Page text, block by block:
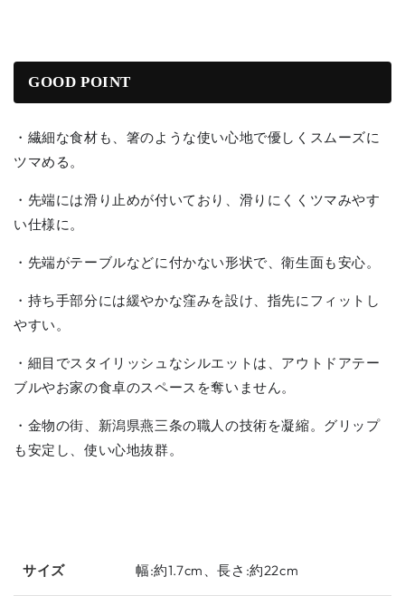
GOOD POINT
・繊細な食材も、 箸のような使い心地で優しくスムーズに
ツマめる。
・先端には滑り止めが付いており、滑りにくくツマみやす
い仕様に。
・先端がテーブルなどに付かない形状で、衛生面も安心。
・持ち手部分には緩やかな窪みを設け、指先にフィットし
やすい。
・細目でスタイリッシュなシルエットは、アウトドアテー
ブルやお家の食卓のスペースを奪いません。
・金物の街、新潟県燕三条の職人の技術を凝縮。グリップ
も安定し、使い心地抜群。
サイズ 幅:約1.7cm、長さ:約22cm